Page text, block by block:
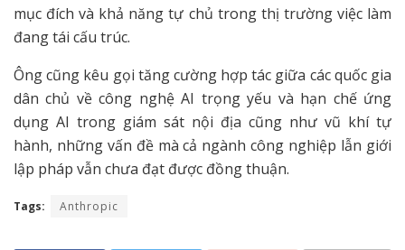
mục đích và khả năng tự chủ trong thị trường việc làm
đang tái cấu trúc.
Ông cũng kêu gọi tăng cường hợp tác giữa các quốc gia
dân chủ về công nghệ AI trọng yếu và hạn chế ứng
dụng AI trong giám sát nội địa cũng như vũ khí tự
hành, những vấn đề mà cả ngành công nghiệp lẫn giới
lập pháp vẫn chưa đạt được đồng thuận.
Tags: Anthropic